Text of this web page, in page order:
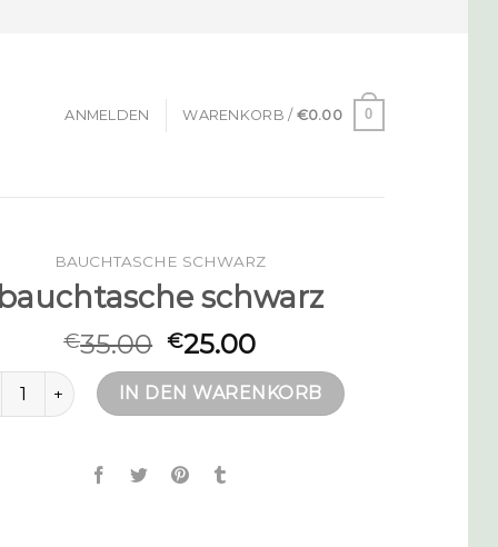
ANMELDEN WARENKORB / €0.00 0
BAUCHTASCHE SCHWARZ
schwarz
€35.00 €25.00
schwarz Menge
IN DEN WARENKORB